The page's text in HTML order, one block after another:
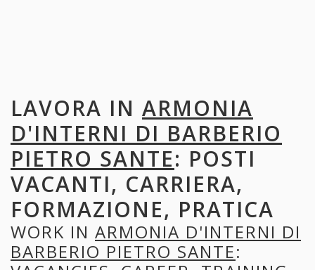
LAVORA IN ARMONIA
D'INTERNI DI BARBERIO
PIETRO SANTE: POSTI
VACANTI, CARRIERA,
FORMAZIONE, PRATICA
WORK IN ARMONIA D'INTERNI DI
BARBERIO PIETRO SANTE: